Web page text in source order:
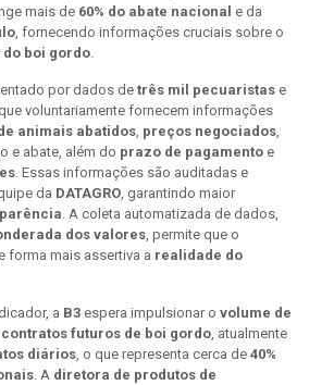
mais de 60% do abate nacional e da
, fornecendo informações cruciais sobre o
boi gordo.
por dados de três mil pecuaristase
voluntariamente fornecem informações
animais abatidos, preços negociados,
e abate, além do prazo de pagamentoe
. Essas informações são auditadas e
da DATAGRO, garantindo maior
. A coleta automatizada de dados,
dos valores, permite que o
forma mais assertiva a realidade do
a B3espera impulsionar o volume de
futuros de boi gordo, atualmente
diários, o que representa cerca de 40%
. A diretora de produtos de